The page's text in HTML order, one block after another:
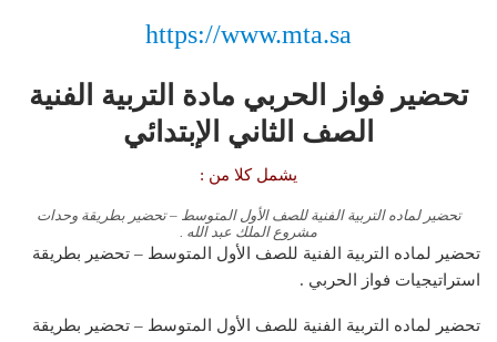
https://www.mta.sa
تحضير فواز الحربي مادة التربية الفنية
الصف الثاني الإبتدائي
يشمل كلا من :
تحضير لماده التربية الفنية للصف الأول المتوسط – تحضير بطريقة وحدات
مشروع الملك عبد الله .
تحضير لماده التربية الفنية للصف الأول المتوسط – تحضير بطريقة
استراتيجيات فواز الحربي .
تحضير لماده التربية الفنية للصف الأول المتوسط – تحضير بطريقة